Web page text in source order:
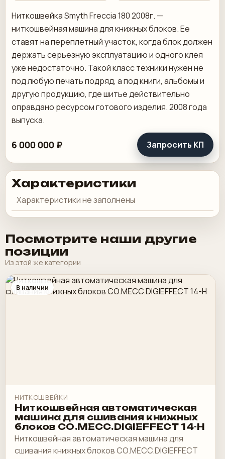
Ниткошвейка Smyth Freccia 180 2008г. —
ниткошвейная машина для книжных блоков. Ее
ставят на переплетный участок, когда блок должен
держать серьезную эксплуатацию и одного клея
уже недостаточно. Такой класс техники нужен не
под любую печать подряд, а под книги, альбомы и
другую продукцию, где шитье действительно
оправдано ресурсом готового изделия. 2008 года
выпуска.
6 000 000 ₽ Запросить КП
Характеристики
Характеристики не заполнены
Посмотрите наши другие
позиции
Из этой же категории
В наличии
НИТКОШВЕЙКИ
Ниткошвейная автоматическая
машина для сшивания книжных
блоков CO.MECC.DIGIEFFECT 14-H
Ниткошвейная автоматическая машина для
сшивания книжных блоков CO.MECC.DIGIEFFECT